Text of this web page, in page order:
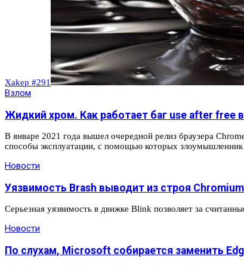
Xakep #291
Взлом
Жидкий хром. Как работает баг use after free
В январе 2021 года вышел очередной релиз браузера
способы эксплуатации, с помощью которых
Новости
Уязвимость Brash выводит из строя
Серьезная уязвимость в движке Blink позволяет за
Новости
По слухам, Microsoft собирается заменить